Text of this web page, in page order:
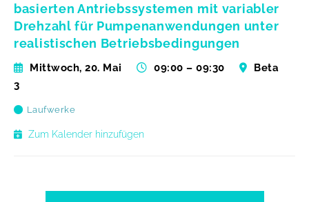
basierten Antriebssystemen mit variabler
Drehzahl für Pumpenanwendungen unter
realistischen Betriebsbedingungen
Mittwoch, 20. Mai 09:00 – 09:30
Beta
3
Laufwerke
Zum Kalender hinzufügen